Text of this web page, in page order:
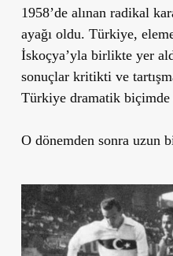
1958’de alınan radikal
ayağı oldu. Türkiye,
İskoçya’yla birlikte yer
sonuçlar kritikti ve
Türkiye dramatik biçimde
O dönemden sonra uzun